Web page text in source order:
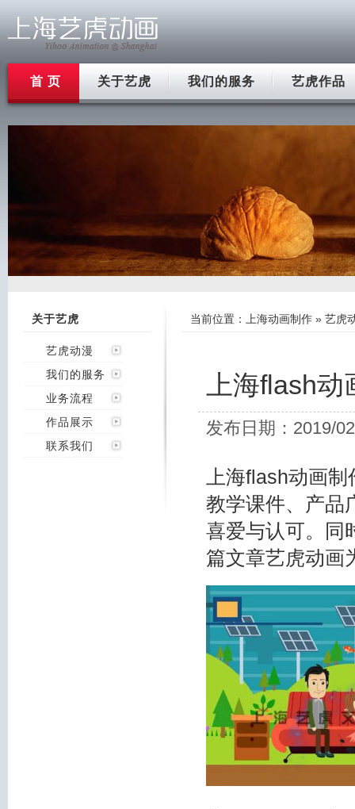
首 页 关于艺虎 我们的服务 艺虎作品
关于艺虎
艺虎动漫
我们的服务
业务流程
作品展示
联系我们
当前位置： 上海动画制作 » 艺虎
上海flash
发布日期：2019/
上海flash动画
教学课件、 产品
喜爱与认可。同
篇文章艺虎动画